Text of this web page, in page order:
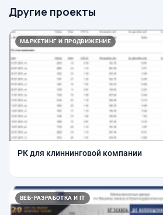
Другие проекты
МАРКЕТИНГ И ПРОДВИЖЕНИЕ
РК для клиннинговой компании
ВЕБ-РАЗРАБОТКА И IT